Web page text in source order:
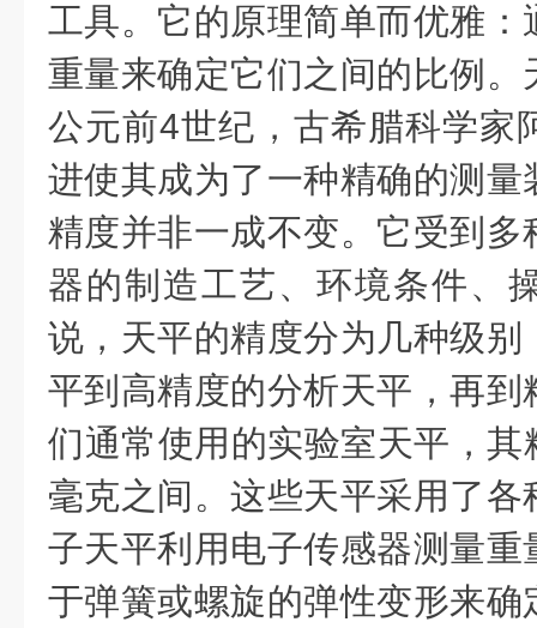
工具。它的原理简单而优雅
重量来确定它们之间的比例
公元前4世纪，古希腊科学家
进使其成为了一种精确的测
精度并非一成不变。它受到
器的制造工艺、环境条件、
说，天平的精度分为几种级
平到高精度的分析天平，再
们通常使用的实验室天平，
毫克之间。这些天平采用了
子天平利用电子传感器测量
于弹簧或螺旋的弹性变形来